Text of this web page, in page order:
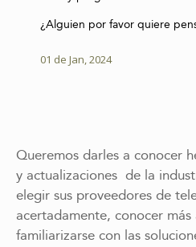
¿Alguien por favor quiere
01 de Jan, 2024
Queremos darles a conocer
y actualizaciones de la
elegir sus proveedores de
acertadamente, conocer
familiarizarse con las